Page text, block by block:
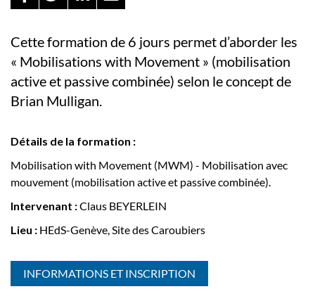
Cette formation de 6 jours permet d’aborder les
« Mobilisations with Movement » (mobilisation
active et passive combinée) selon le concept de
Brian Mulligan.
Détails de la formation :
Mobilisation with Movement (MWM) - Mobilisation avec
mouvement (mobilisation active et passive combinée).
Intervenant :Claus BEYERLEIN
Lieu : HEdS-Genève, Site des Caroubiers
INFORMATIONS ET INSCRIPTION